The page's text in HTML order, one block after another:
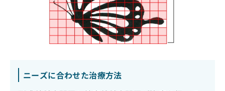
ニーズに合わせた治療方法